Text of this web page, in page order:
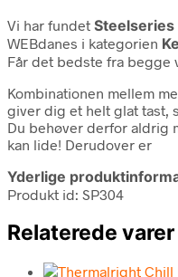
Vi har fundet Steelseries
WEBdanes i kategorien
Får det bedste fra begge
Kombinationen mellem
giver dig et helt glat tast,
Du behøver derfor aldrig
kan lide! Derudover er
Yderlige
Produkt id: SP304
Relaterede varer